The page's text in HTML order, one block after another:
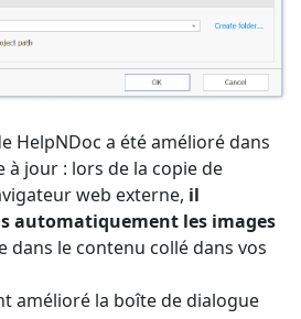
HelpNDoc a été amélioré dans
jour : lors de la copie de
web externe, il
automatiquement les images
dans le contenu collé dans vos
amélioré la boîte de dialogue